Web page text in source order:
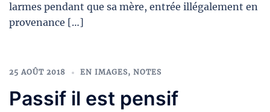
larmes pendant que sa mère, entrée illégalement en
provenance […]
25 AOÛT 2018 EN IMAGES, NOTES
Passif il est pensif